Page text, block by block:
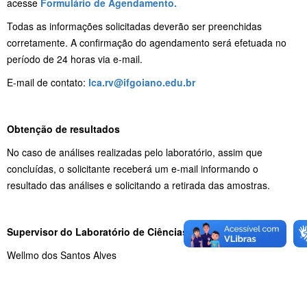
Todas as informações solicitadas deverão ser preenchidas
corretamente. A confirmação do agendamento será efetuada no
período de 24 horas via e-mail.
E-mail de contato: lca.rv@ifgoiano.edu.br
Obtenção de resultados
No caso de análises realizadas pelo laboratório, assim que
concluídas, o solicitante receberá um e-mail informando o
resultado das análises e solicitando a retirada das amostras.
Supervisor do Laboratório de Ciências Agrárias
Wellmo dos Santos Alves